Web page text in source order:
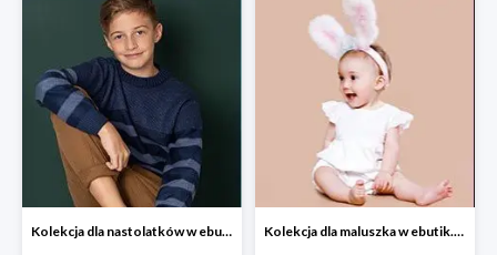
Kolekcja dla nastolatków w ebutik.pl do -75% Kolekcja dla maluszka w ebutik.pl do -75%